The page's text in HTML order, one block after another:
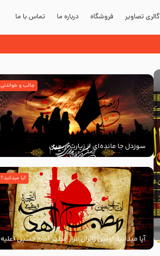
گالری تصاویر فروشگاه درباره ما تماس با ما
سوزدل جا مانده‌ای از زیارت اربعین
جالب و خواندنی
آیا میدانید اولین زائران مزار مطهر امام حسین (علیه
السلام) چه کسانی بودند؟
آیا میدانید؟